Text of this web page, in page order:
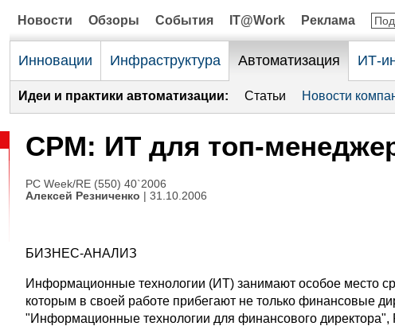
Новости Обзоры События IT@Work Реклама
Инновации Инфраструктура Автоматизация ИТ-
Идеи и практики автоматизации: Статьи Новости
CPM: ИТ для топ-
PC Week/RE (550) 40`2006
Алексей Резниченко | 31.10.2006
БИЗНЕС-АНАЛИЗ
Информационные технологии (ИТ) занимают особое место
которым в своей работе прибегают не только финансовые
"Информационные технологии для финансового директора",